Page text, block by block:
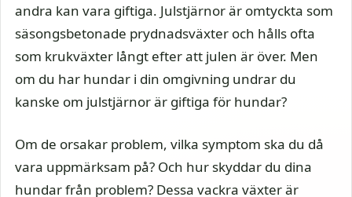
andra kan vara giftiga. Julstjärnor är omtyckta som
säsongsbetonade prydnadsväxter och hålls ofta
som krukväxter långt efter att julen är över. Men
om du har hundar i din omgivning undrar du
kanske om julstjärnor är giftiga för hundar?
Om de orsakar problem, vilka symptom ska du då
vara uppmärksam på? Och hur skyddar du dina
hundar från problem? Dessa vackra växter är